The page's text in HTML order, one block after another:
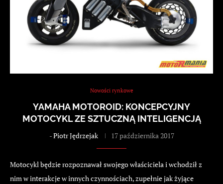
Nowości rynkowe
YAMAHA MOTOROID: KONCEPCYJNY
MOTOCYKL ZE SZTUCZNĄ INTELIGENCJĄ
-Piotr Jędrzejak 17 października 2017
Motocykl będzie rozpoznawał swojego właściciela i wchodził z
nim w interakcje w innych czynnościach, zupełnie jak żyjące